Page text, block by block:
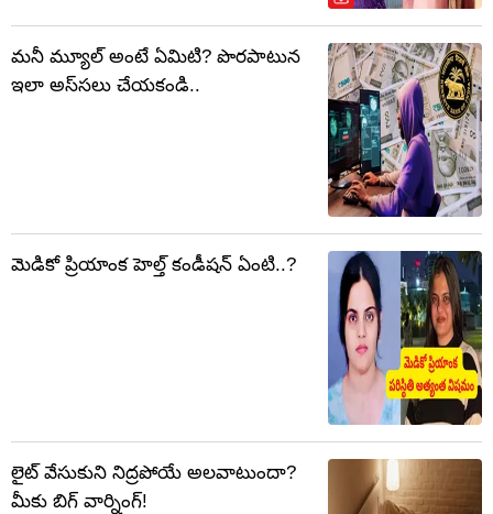
మనీ మ్యూల్ అంటే ఏమిటి? పొరపాటున
ఇలా అస్సలు చేయకండి..
మెడికో ప్రియాంక హెల్త్ కండీషన్ ఏంటి..?
లైట్ వేసుకుని నిద్రపోయే అలవాటుందా?
మీకు బిగ్ వార్నింగ్!